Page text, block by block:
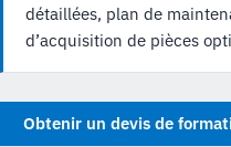
détaillées, plan de
d’acquisition de pièces
Obtenir un devis de